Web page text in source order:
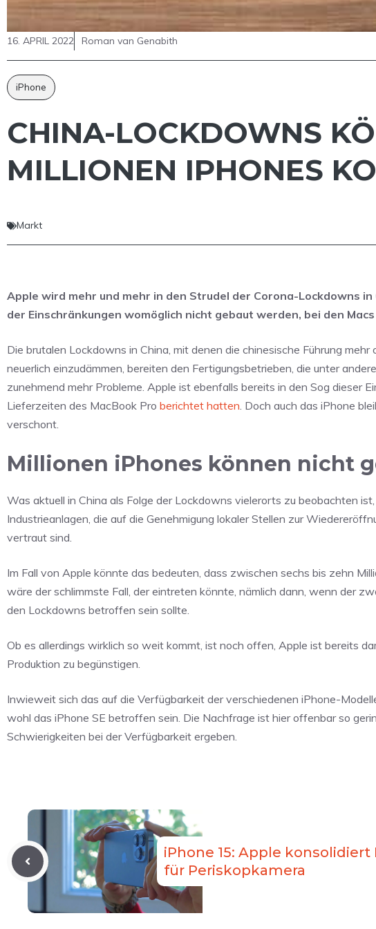
16. APRIL 2022 Roman van Genabith
iPhone
CHINA-LOCKDOWNS
MILLIONEN IPHONES
Markt
Apple wird mehr und mehr in den Strudel der Corona-Lockdowns
der Einschränkungen womöglich nicht gebaut werden, bei den
Die brutalen Lockdowns in China, mit denen die chinesische Führung
neuerlich einzudämmen, bereiten den Fertigungsbetrieben, die unter
zunehmend mehr Probleme. Apple ist ebenfalls bereits in den Sog dieser
Lieferzeiten des MacBook Pro berichtet hatten. Doch auch das iPhone
verschont.
Millionen iPhones können nicht
Was aktuell in China als Folge der Lockdowns vielerorts zu beobachten
Industrieanlagen, die auf die Genehmigung lokaler Stellen zur
vertraut sind.
Im Fall von Apple könnte das bedeuten, dass zwischen sechs bis zehn
wäre der schlimmste Fall, der eintreten könnte, nämlich dann, wenn der
den Lockdowns betroffen sein sollte.
Ob es allerdings wirklich so weit kommt, ist noch offen, Apple ist bereits
Produktion zu begünstigen.
Inwieweit sich das auf die Verfügbarkeit der verschiedenen iPhone-
wohl das iPhone SE betroffen sein. Die Nachfrage ist hier offenbar so
Schwierigkeiten bei der Verfügbarkeit ergeben.
iPhone 15: Apple konsolidiert
für Periskopkamera